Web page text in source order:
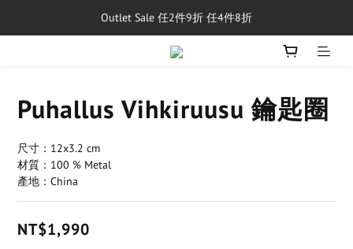
單筆消費滿$5,000享免運費
Outlet Sale 任2件9折 任4件8折
8/1~8/31，新品與經典商品滿額$10,000 現折$500
Puhallus Vihkiruusu 鑰匙圈
尺寸：12x3.2 cm
材質：100 % Metal
產地：China
NT$1,990